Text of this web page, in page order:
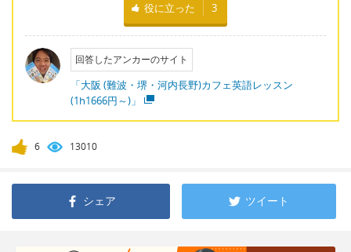
役に立った 3
回答したアンカーのサイト
「大阪 (難波・堺・河内長野)カフェ英語レッスン
(1h1666円～)」
6 13010
シェア ツイート